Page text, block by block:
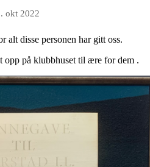
okt 2022
alt disse personen har gitt oss.
opp på klubbhuset til ære for dem .